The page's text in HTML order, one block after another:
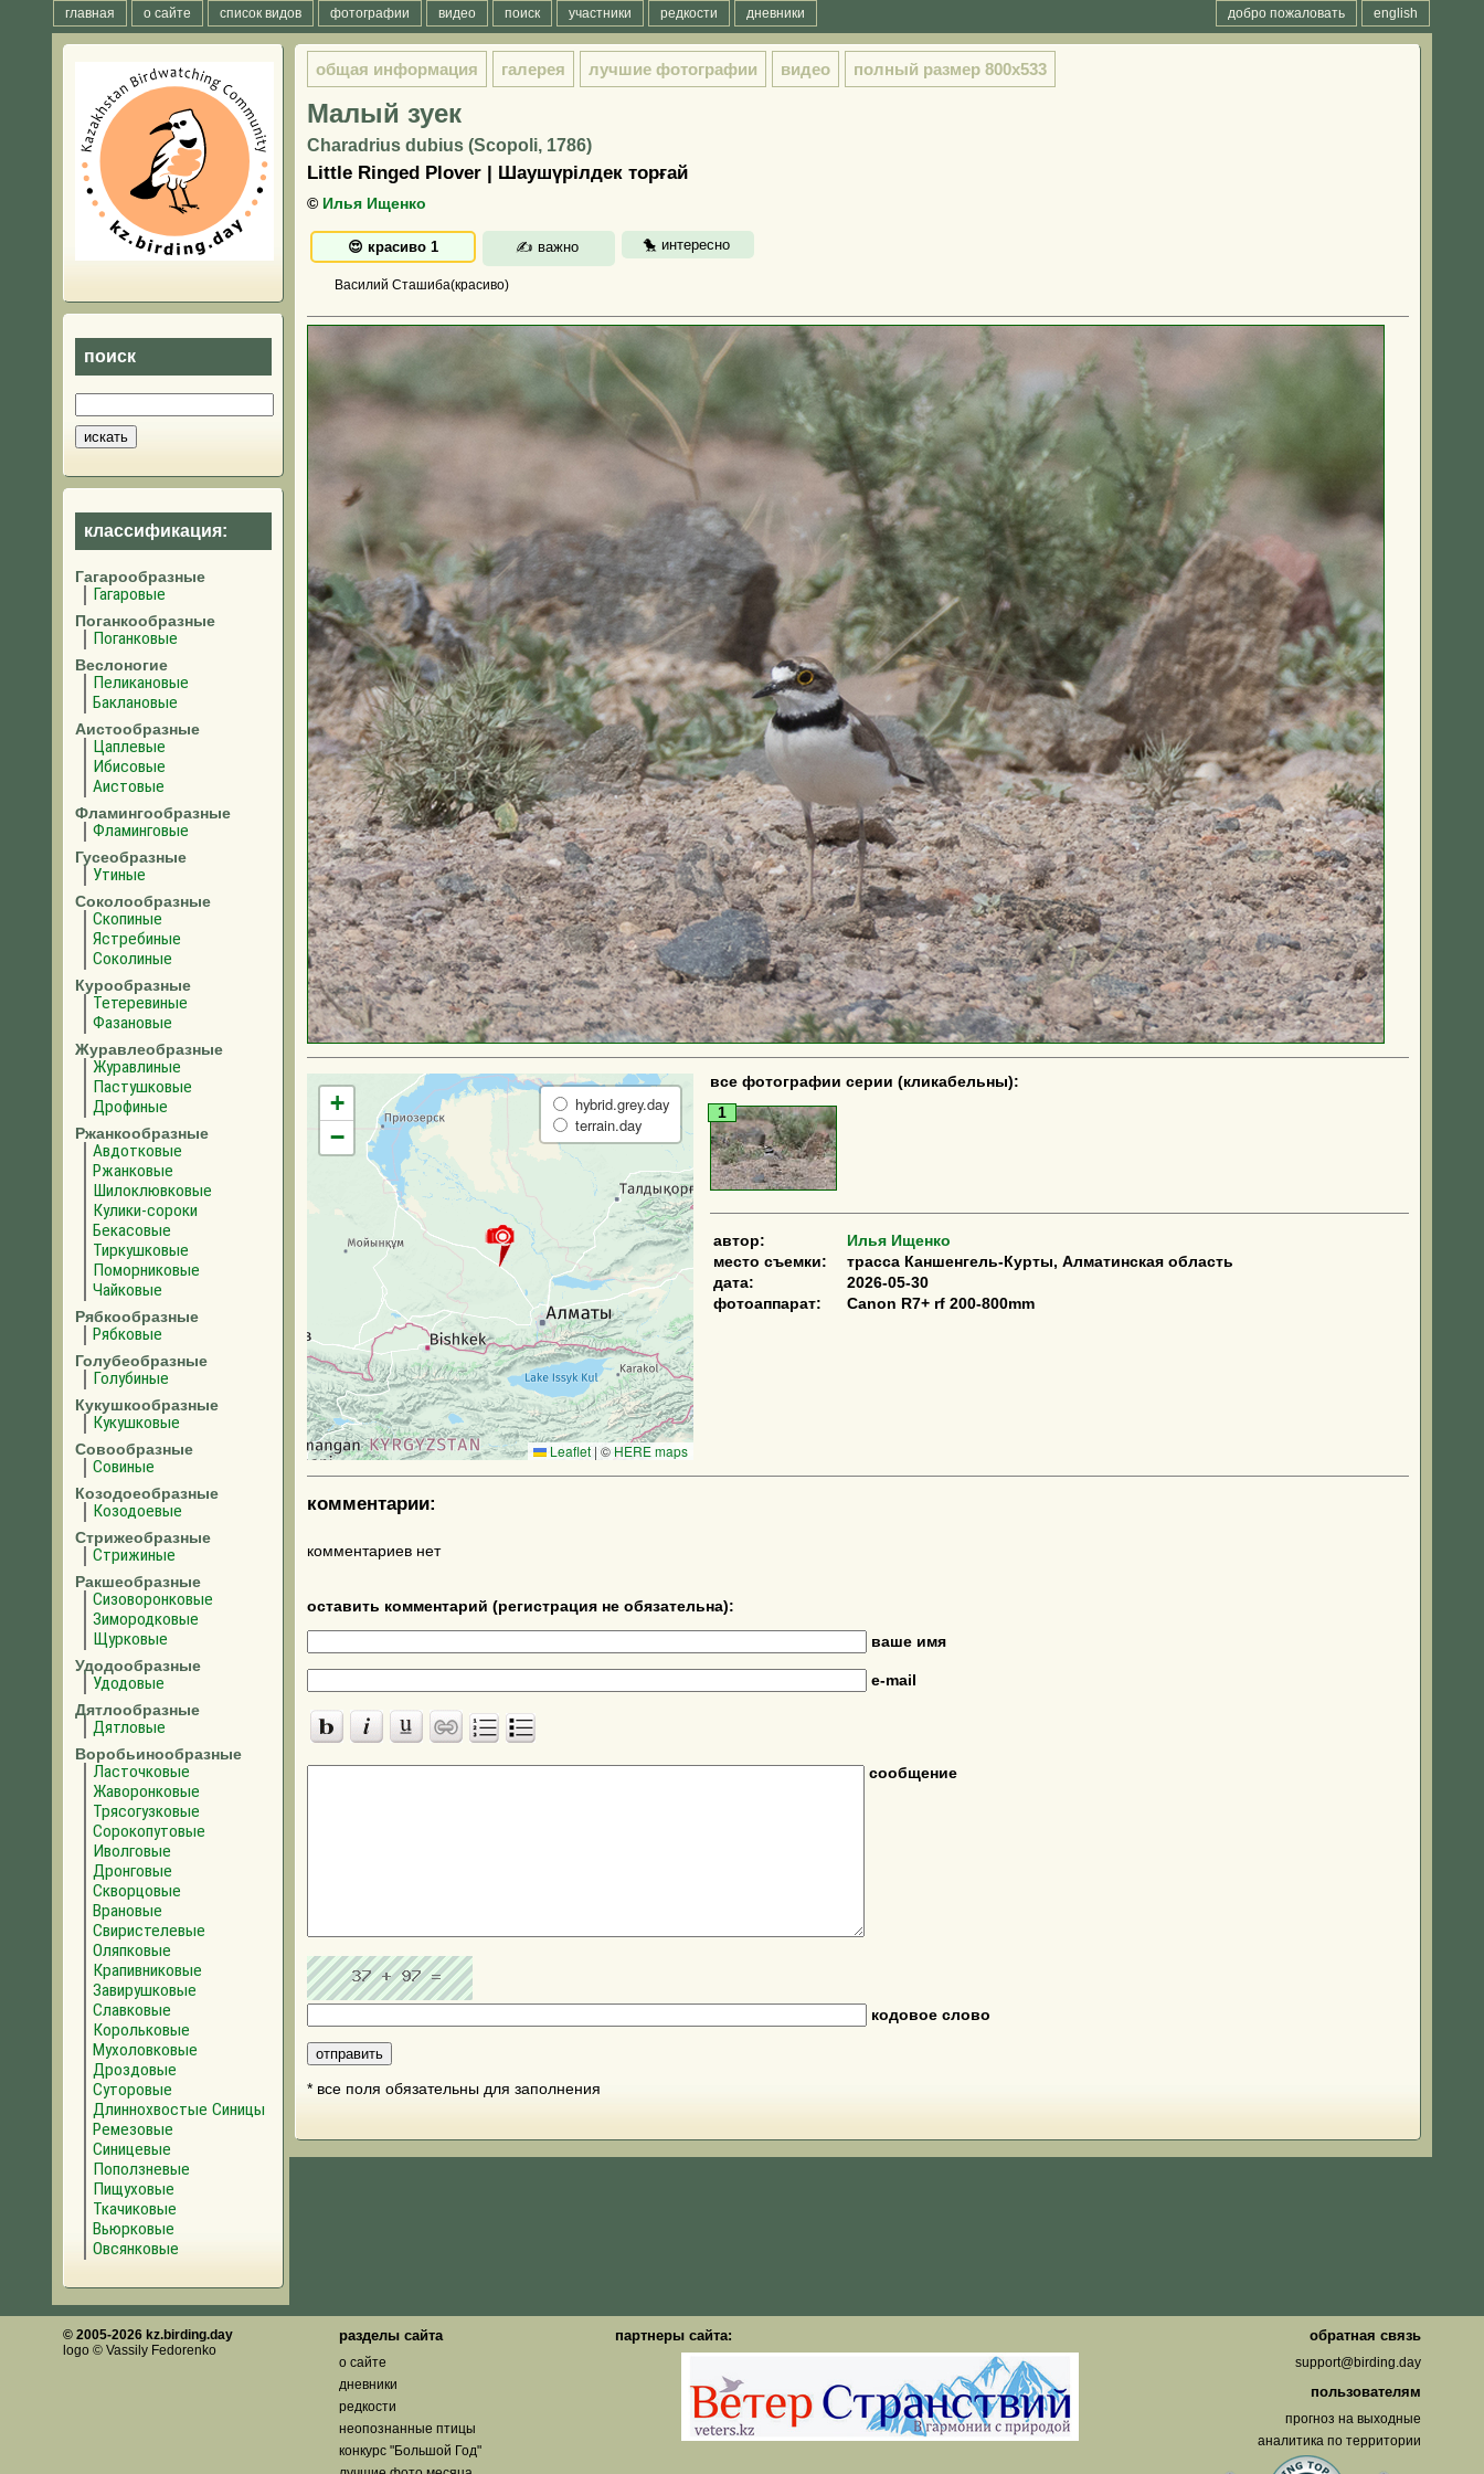
главная о сайте список видов фотографии видео поиск участники редкости дневники english
добро пожаловать
поиск
классификация:
Гагарообразные
Гагаровые
Поганкообразные
Поганковые
Веслоногие
Пеликановые
Баклановые
Аистообразные
Цаплевые
Ибисовые
Аистовые
Фламингообразные
Фламинговые
Гусеобразные
Утиные
Соколообразные
Скопиные
Ястребиные
Соколиные
Курообразные
Тетеревиные
Фазановые
Журавлеобразные
Журавлиные
Пастушковые
Дрофиные
Ржанкообразные
Авдотковые
Ржанковые
Шилоклювковые
Кулики-сороки
Бекасовые
Тиркушковые
Поморниковые
Чайковые
Рябкообразные
Рябковые
Голубеобразные
Голубиные
Кукушкообразные
Кукушковые
Совообразные
Совиные
Козодоеобразные
Козодоевые
Стрижеобразные
Стрижиные
Ракшеобразные
Сизоворонковые
Зимородковые
Щурковые
Удодообразные
Удодовые
Дятлообразные
Дятловые
Воробьинообразные
Ласточковые
Жаворонковые
Трясогузковые
Сорокопутовые
Иволговые
Дронговые
Скворцовые
Врановые
Свиристелевые
Оляпковые
Крапивниковые
Завирушковые
Славковые
Корольковые
Мухоловковые
Дроздовые
Суторовые
Длиннохвостые Синицы
Ремезовые
Синицевые
Поползневые
Пищуховые
Ткачиковые
Вьюрковые
Овсянковые
общая информация галерея лучшие фотографии видео полный размер 800x533
Малый зуек
Charadrius dubius (Scopoli, 1786)
Little Ringed Plover | Шаушүрілдек торғай
© Илья Ищенко
Василий Сташиба(красиво)
+
−
hybrid.grey.day
terrain.day
Leaflet | © HERE maps
все фотографии серии (кликабельны):
1
автор:
Илья Ищенко
место съемки:
трасса Каншенгель-Курты, Алматинская область
дата:
2026-05-30
фотоаппарат:
Canon R7+ rf 200-800mm
комментарии:
комментариев нет
оставить комментарий (регистрация не обязательна):
ваше имя
e-mail
сообщение
кодовое слово
* все поля обязательны для заполнения
© 2005-2026 kz.birding.day
logo © Vassily Fedorenko
разделы сайта
о сайте
дневники
редкости
неопознанные птицы
конкурс "Большой Год"
партнеры сайта: обратная связь
support@birding.day
пользователям
прогноз на выходные
аналитика по территории